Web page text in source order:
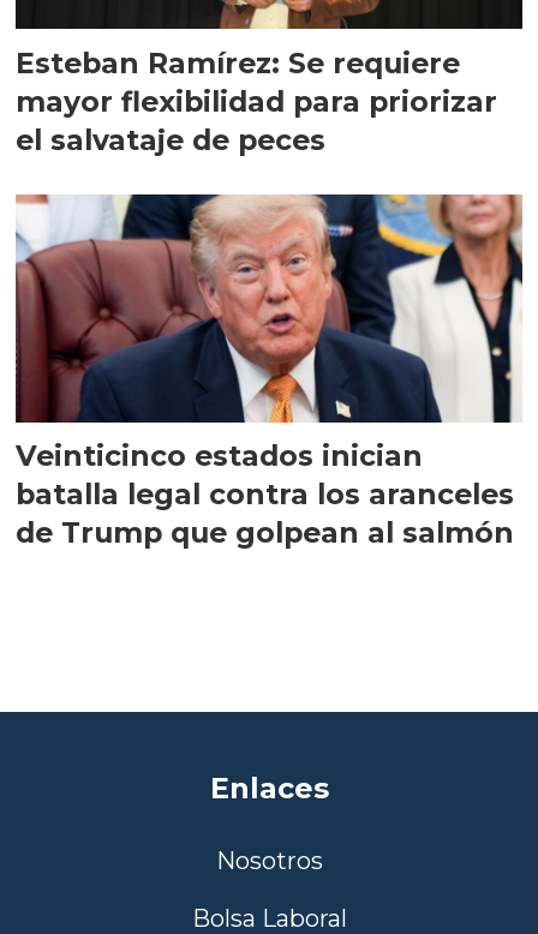
Esteban Ramírez: Se requiere
mayor flexibilidad para priorizar
el salvataje de peces
Veinticinco estados inician
batalla legal contra los aranceles
de Trump que golpean al salmón
Enlaces
Nosotros
Bolsa Laboral